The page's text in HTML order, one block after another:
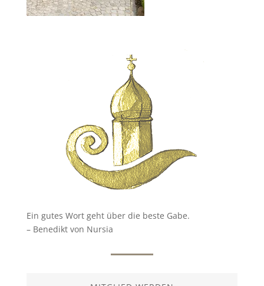
Ein gutes Wort geht über die beste Gabe.
– Benedikt von Nursia